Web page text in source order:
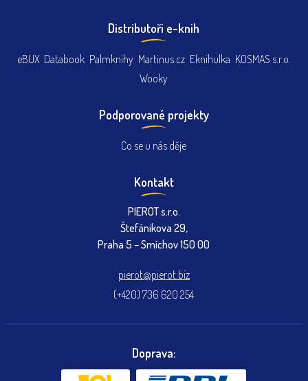
Distributoři e-knih
eBUX Databook Palmknihy Martinus.cz Eknihulka KOSMAS s.r.o.
Wooky
Podporované projekty
Co se u nás děje
Kontakt
PIEROT s.r.o.
Štefánikova 29,
Praha 5 – Smíchov 150 00
pierot@pierot.biz
(+420) 736 620 254
Doprava: